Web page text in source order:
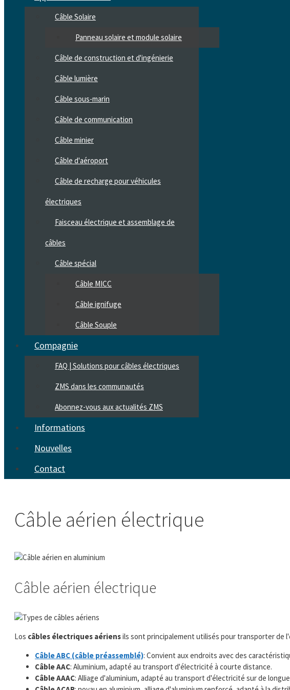
Câble Solaire
Panneau solaire et module solaire
Câble de construction et d'ingénierie
Câble lumière
Câble sous-marin
Câble de communication
Câble minier
Câble d'aéroport
Câble de recharge pour véhicules
électriques
Faisceau électrique et assemblage de
câbles
Câble spécial
Câble MICC
Câble ignifuge
Câble Souple
Compagnie
FAQ | Solutions pour câbles électriques
ZMS dans les communautés
Abonnez-vous aux actualités ZMS
Informations
Nouvelles
Contact
Câble aérien électrique
Câble aérien électrique
Los câbles électriques aériensils sont principalement utilisés pour transporter de
Câble ABC (câble préassemblé): Convient aux endroits avec des
Câble AAC: Aluminium, adapté au transport d'électricité à courte distance.
Câble AAAC: Alliage d'aluminium, adapté au transport d'électricité sur de